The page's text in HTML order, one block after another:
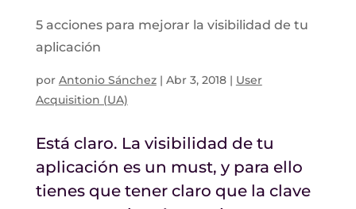
5 acciones para mejorar la visibilidad de tu
aplicación
por Antonio Sánchez| Abr 3, 2018| User
Acquisition (UA)
Está claro. La visibilidad de tu
aplicación es un must, y para ello
tienes que tener claro que la clave